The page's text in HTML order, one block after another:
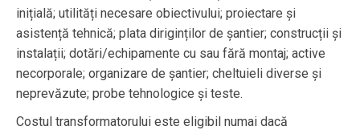
inițială; utilități necesare obiectivului; proiectare și
asistență tehnică; plata diriginților de șantier; construcții și
instalații; dotări/echipamente cu sau fără montaj; active
necorporale; organizare de șantier; cheltuieli diverse și
neprevăzute; probe tehnologice și teste.
Costul transformatorului este eligibil numai dacă